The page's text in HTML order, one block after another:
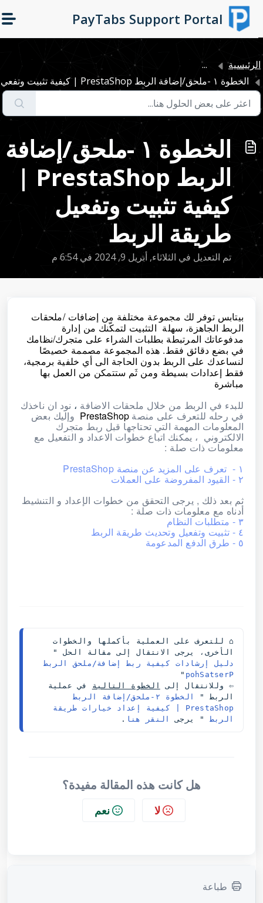
التخطّي إلى المحتوى الرئيسي
PayTabs Support Portal
الخطوة ١ -ملحق/إضافة الربط PrestaShop | كيفية تثبيت وتفعي...
الخطوة ١ -ملحق/إضافة
الربط PrestaShop |
كيفية تثبيت وتفعيل
طريقة الربط
تم التعديل في الثلاثاء, أبريل 9, 2024 في 6:54 م
بيتابس توفر لك مجموعة مختلفة من إضافات /ملحقات
الربط الجاهزة، سهلة التثبيت لتمكّنك من إدارة
مدفوعاتك المرتبطة بطلبات الشراء على متجرك/نظامك
في بضع دقائق فقط. هذه المجموعة مصممة خصيصًا
لنساعدك على الربط بدون الحاجة الى أي خلفية برمجية،
فقط إعدادات بسيطة ومن ثَم ستتمكن من العمل بها
مباشرة
للبدء في الربط من خلال ملحقات الاضافة، نود ان ناخذك
في رحله للتعرف على منصةPrestaShopوإليك بعض
المعلومات المهمة التي تحتاجها قبل ربط متجرك
الالكتروني ، يمكنك اتباع خطوات الاعداد و التفعيل مع
معلومات ذات صلة :
٢ - القيود المفروضة على العملات
ثم بعد ذلك , يرجى التحقق من خطوات الإعداد و التنشيط
أدناه مع معلومات ذات صلة :
٣ - متطلبات النظام
٤ - تثبيت وتفعيل وتحديث طريقة الربط
٥ - طرق الدفع المدعومة
⌂ للتعرف على العملية بأكملها والخطوات
الأخرى، يرجى الانتقال إلى مقالة الحل "
دليل إرشادات كيفية ربط إضافة/ملحق الربط
PrestaShop
"
⇦ وللانتقال إلى الخطوة التالية
في عملية
الربط "
الخطوة ٢-ملحق/إضافة الربط
PrestaShop | كيفية إعداد خيارات طريقة
الربط
" يرجى النقر هنا.
هل كانت هذه المقالة مفيدة؟
لا نعم
طباعة